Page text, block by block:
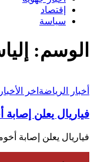
إقتصاد
سياسة
الوسم:
أخبار الرياضة اخر الأخبار
فياريال يعلن
فياريال يعلن إصابة